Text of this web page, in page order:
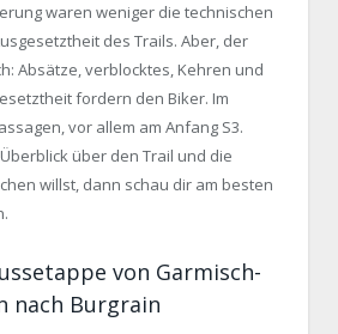
waren weniger die technischen
des Trails. Aber, der
Absätze, verblocktes, Kehren und
fordern den Biker. Im
vor allem am Anfang S3.
über den Trail und die
willst, dann schau dir am besten
von Garmisch-
nach Burgrain